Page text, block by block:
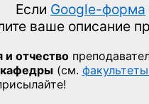
Если Google-форма
ваше описание
отчество
(см.